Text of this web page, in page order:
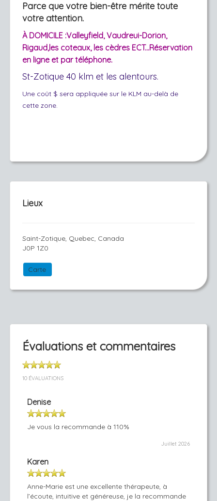
Parce que votre bien-être mérite toute
votre attention.
À DOMICILE :Valleyfield, Vaudreui-Dorion,
Rigaud,les coteaux, les cèdres ECT...Réservation
en ligne et par téléphone.
St-Zotique 40 klm et les alentours.
Une coût $ sera appliquée sur le KLM au-delà de
cette zone.
Lieux
Saint-Zotique, Quebec, Canada
J0P 1Z0
Carte
Évaluations et commentaires
10 ÉVALUATIONS
Denise
Je vous la recommande à 110%
Juillet 2026
Karen
Anne-Marie est une excellente thérapeute, à
l’écoute, intuitive et généreuse, je la recommande